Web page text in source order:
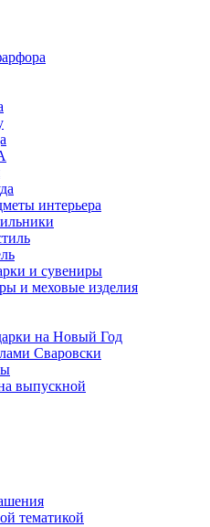
интерьера
и сувениры
и меховые изделия
на Новый Год
Сваровски
выпускной
тематикой